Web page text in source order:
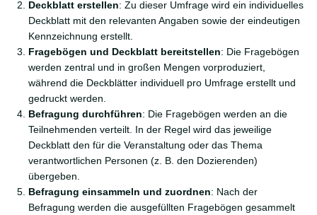
Deckblatt erstellen: Zu dieser Umfrage wird ein individuelles
Deckblatt mit den relevanten Angaben sowie der eindeutigen
Kennzeichnung erstellt.
Fragebögen und Deckblatt bereitstellen: Die Fragebögen
werden zentral und in großen Mengen vorproduziert,
während die Deckblätter individuell pro Umfrage erstellt und
gedruckt werden.
Befragung durchführen: Die Fragebögen werden an die
Teilnehmenden verteilt. In der Regel wird das jeweilige
Deckblatt den für die Veranstaltung oder das Thema
verantwortlichen Personen (z. B. den Dozierenden)
übergeben.
Befragung einsammeln und zuordnen: Nach der
Befragung werden die ausgefüllten Fragebögen gesammelt